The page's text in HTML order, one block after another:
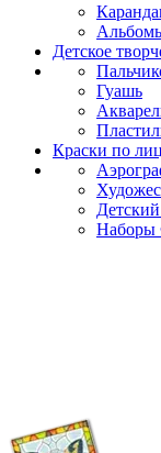
Детское
Гуашь
Краски по
Наборы